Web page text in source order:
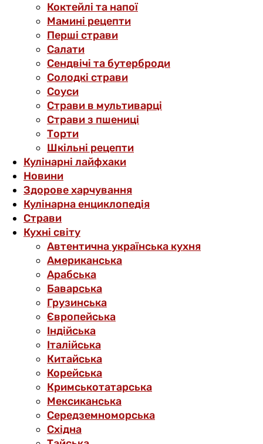
Коктейлі та напої
Мамині рецепти
Перші страви
Салати
Сендвічі та бутерброди
Солодкі страви
Соуси
Страви в мультиварці
Страви з пшениці
Торти
Шкільні рецепти
Кулінарні лайфхаки
Новини
Здорове харчування
Кулінарна енциклопедія
Страви
Кухні світу
Автентична українська кухня
Американська
Арабська
Баварська
Грузинська
Європейська
Індійська
Італійська
Китайська
Корейська
Кримськотатарська
Мексиканська
Середземноморська
Східна